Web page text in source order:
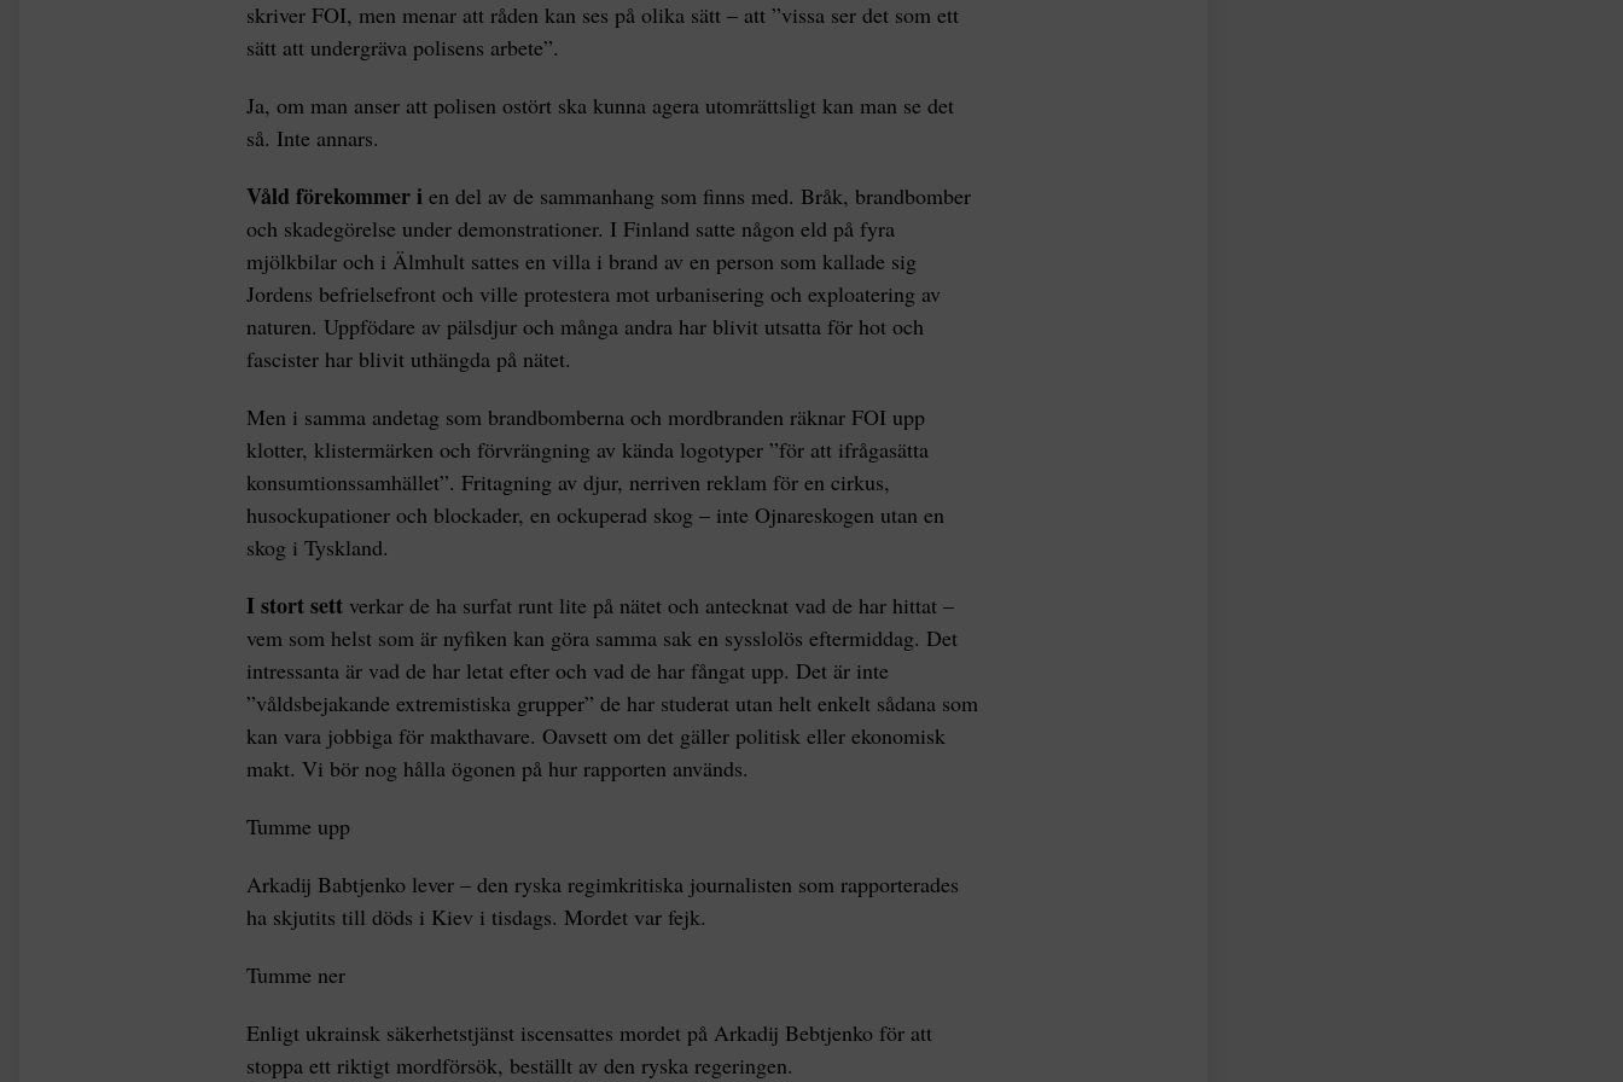
skriver FOI, men menar att råden kan ses på olika sätt – att ”vissa ser det som ett
sätt att undergräva polisens arbete”.
Ja, om man anser att polisen ostört ska kunna agera utomrättsligt kan man se det
så. Inte annars.
Våld förekommer i en del av de sammanhang som finns med. Bråk, brandbomber
och skadegörelse under demonstrationer. I Finland satte någon eld på fyra
mjölkbilar och i Älmhult sattes en villa i brand av en person som kallade sig
Jordens befrielsefront och ville protestera mot urbanisering och exploatering av
naturen. Uppfödare av pälsdjur och många andra har blivit utsatta för hot och
fascister har blivit uthängda på nätet.
Men i samma andetag som brandbomberna och mordbranden räknar FOI upp
klotter, klistermärken och förvrängning av kända logotyper ”för att ifrågasätta
konsumtionssamhället”. Fritagning av djur, nerriven reklam för en cirkus,
husockupationer och blockader, en ockuperad skog – inte Ojnareskogen utan en
skog i Tyskland.
I stort sett verkar de ha surfat runt lite på nätet och antecknat vad de har hittat –
vem som helst som är nyfiken kan göra samma sak en sysslolös eftermiddag. Det
intressanta är vad de har letat efter och vad de har fångat upp. Det är inte
”våldsbejakande extremistiska grupper” de har studerat utan helt enkelt sådana som
kan vara jobbiga för makthavare. Oavsett om det gäller politisk eller ekonomisk
makt. Vi bör nog hålla ögonen på hur rapporten används.
Tumme upp
Arkadij Babtjenko lever – den ryska regimkritiska journalisten som rapporterades
ha skjutits till döds i Kiev i tisdags. Mordet var fejk.
Tumme ner
Enligt ukrainsk säkerhetstjänst iscensattes mordet på Arkadij Bebtjenko för att
stoppa ett riktigt mordförsök, beställt av den ryska regeringen.